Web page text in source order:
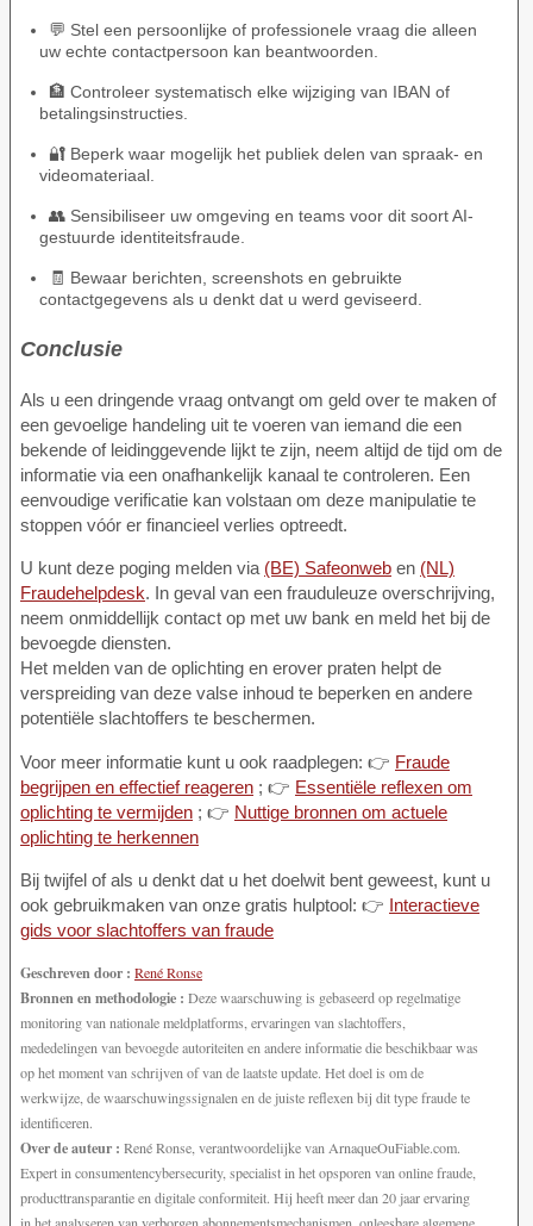
💬 Stel een persoonlijke of professionele vraag die alleen
uw echte contactpersoon kan beantwoorden.
🏦 Controleer systematisch elke wijziging van IBAN of
betalingsinstructies.
🔐 Beperk waar mogelijk het publiek delen van spraak- en
videomateriaal.
👥 Sensibiliseer uw omgeving en teams voor dit soort AI-
gestuurde identiteitsfraude.
🧾 Bewaar berichten, screenshots en gebruikte
contactgegevens als u denkt dat u werd geviseerd.
Conclusie
Als u een dringende vraag ontvangt om geld over te maken of
een gevoelige handeling uit te voeren van iemand die een
bekende of leidinggevende lijkt te zijn, neem altijd de tijd om de
informatie via een onafhankelijk kanaal te controleren. Een
eenvoudige verificatie kan volstaan om deze manipulatie te
stoppen vóór er financieel verlies optreedt.
U kunt deze poging melden via (BE) Safeonweb en (NL)
Fraudehelpdesk. In geval van een frauduleuze overschrijving,
neem onmiddellijk contact op met uw bank en meld het bij de
bevoegde diensten.
Het melden van de oplichting en erover praten helpt de
verspreiding van deze valse inhoud te beperken en andere
potentiële slachtoffers te beschermen.
Voor meer informatie kunt u ook raadplegen: 👉 Fraude
begrijpen en effectief reageren ; 👉 Essentiële reflexen om
oplichting te vermijden ; 👉 Nuttige bronnen om actuele
oplichting te herkennen
Bij twijfel of als u denkt dat u het doelwit bent geweest, kunt u
ook gebruikmaken van onze gratis hulptool: 👉 Interactieve
gids voor slachtoffers van fraude
Geschreven door : René Ronse
Bronnen en methodologie : Deze waarschuwing is gebaseerd op regelmatige
monitoring van nationale meldplatforms, ervaringen van slachtoffers,
mededelingen van bevoegde autoriteiten en andere informatie die beschikbaar was
op het moment van schrijven of van de laatste update. Het doel is om de
werkwijze, de waarschuwingssignalen en de juiste reflexen bij dit type fraude te
identificeren.
Over de auteur : René Ronse, verantwoordelijke van ArnaqueOuFiable.com.
Expert in consumentencybersecurity, specialist in het opsporen van online fraude,
producttransparantie en digitale conformiteit. Hij heeft meer dan 20 jaar ervaring